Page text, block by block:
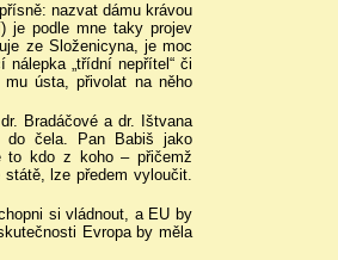
nazvat dámu krávou
je podle mne taky projev
ze Složenicyna, je moc
„třídní nepřítel“ či
ústa, přivolat na něho
Bradáčové a dr. Ištvana
do čela. Pan Babiš jako
to kdo z koho – přičemž
lze předem vyloučit.
si vládnout, a EU by
Evropa by měla